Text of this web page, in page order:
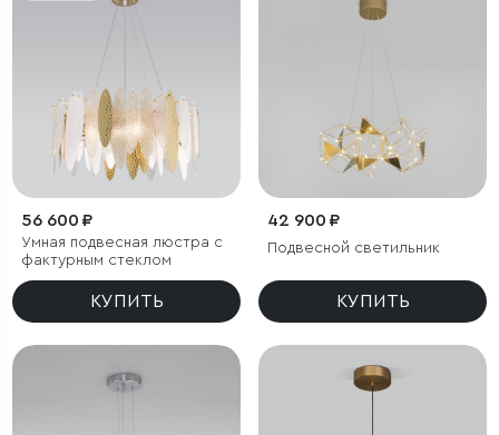
56 600 ₽
Умная подвесная люстра с
фактурным стеклом
КУПИТЬ
42 900 ₽
Подвесной светильник
КУПИТЬ